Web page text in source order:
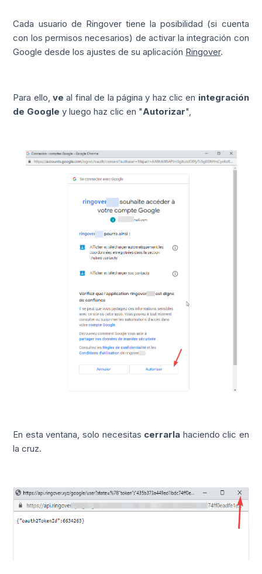
Cada usuario de Ringover tiene la posibilidad (si cuenta
con los permisos necesarios) de activar la integración con
Google desde los ajustes de su aplicación Ringover.
Para ello,ve al final de la página y haz clic en integración
de Google y luego haz clic en "Autorizar",
En esta ventana, solo necesitas cerrarla haciendo clic en
la cruz.